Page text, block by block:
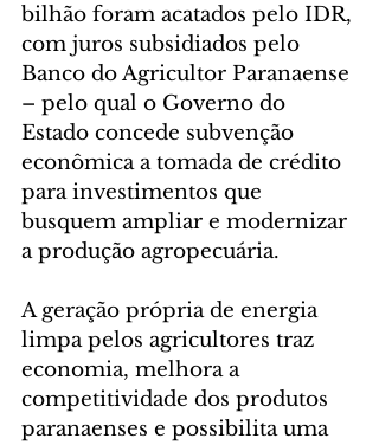
bilhão foram acatados pelo IDR,
com juros subsidiados pelo
Banco do Agricultor Paranaense
– pelo qual o Governo do
Estado concede subvenção
econômica a tomada de crédito
para investimentos que
busquem ampliar e modernizar
a produção agropecuária.
A geração própria de energia
limpa pelos agricultores traz
economia, melhora a
competitividade dos produtos
paranaenses e possibilita uma